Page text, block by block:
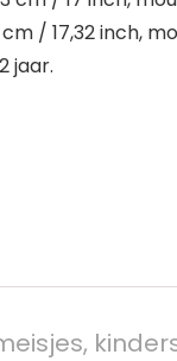
/ 17,32 inch,
jaar.